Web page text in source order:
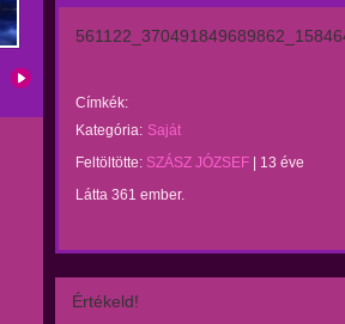
Címkék:
Kategória: Saját
Feltöltötte: SZÁSZ JÓZSEF
13 éve
Látta 361 ember.
Értékeld!